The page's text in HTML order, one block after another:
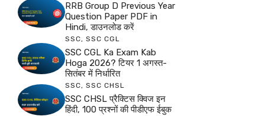
RRB Group D Previous Year
Question Paper PDF in
Hindi, डाउनलोड करें
SSC, SSC CGL
SSC CGL Ka Exam Kab
Hoga 2026? टियर 1 अगस्त-
सितंबर में निर्धारित
SSC, SSC CHSL
SSC CHSL प्रैक्टिस क्विज इन
हिंदी, 100 प्रश्नों की पीडीएफ ईबुक